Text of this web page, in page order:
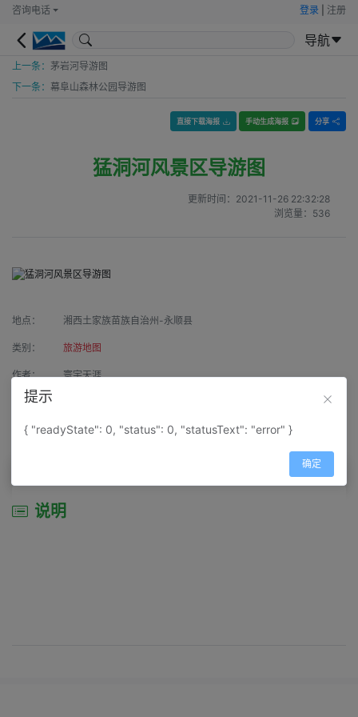
咨询电话 登录 注册
导航
上一条： 茅岩河导游图
下一条： 幕阜山森林公园导游图
直接下载海报 手动生成海报 分享
猛洞河风景区导游图
更新时间： 2021-11-26 22:32:28
浏览量： 536
地点： 湘西土家族苗族自治州-永顺县
类别： 旅游地图
作者： 寰宇天涯
来源：
属性： 地图属性： 地图类型-景区导游图
说明
提示
{ "readyState": 0, "status": 0, "statusText": "error" }
确定